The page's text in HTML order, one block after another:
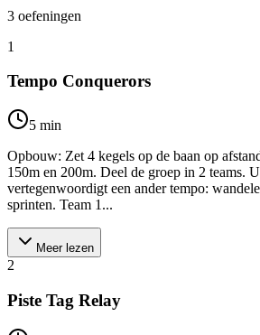
3 oefeningen
1
Tempo Conquerors
5 min
Opbouw: Zet 4 kegels op de baan op
150m en 200m. Deel de groep in 2 teams.
vertegenwoordigt een ander tempo:
sprinten. Team 1...
Meer lezen
2
Piste Tag Relay